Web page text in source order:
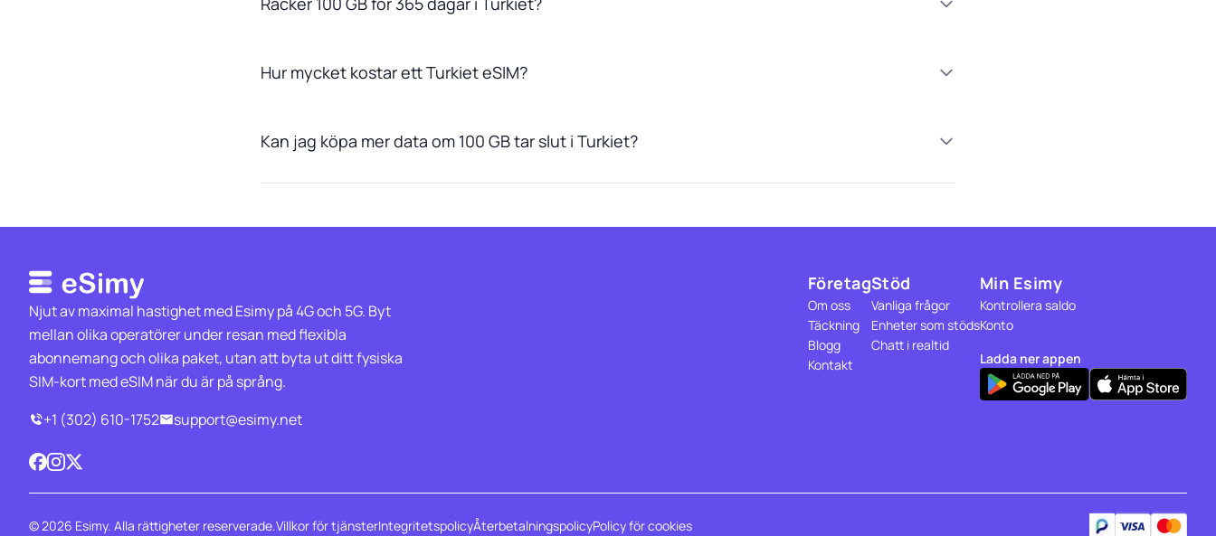
Hur mycket kostar ett Turkiet eSIM?
Kan jag köpa mer data om 100 GB tar slut i Turkiet?
Njut av maximal hastighet med Esimy på 4G och 5G. Byt
mellan olika operatörer under resan med flexibla
abonnemang och olika paket, utan att byta ut ditt fysiska
SIM-kort med eSIM när du är på språng.
+1 (302) 610-1752
support@esimy.net
Företag
Om oss
Täckning
Blogg
Kontakt
Stöd
Vanliga frågor
Enheter som stöds
Chatt i realtid
Min Esimy
Kontrollera saldo
Konto
Ladda ner appen
© 2026 Esimy. Alla rättigheter reserverade.Villkor för tjänsterIntegritetspolicyÅterbetalningspolicyPolicy för cookies